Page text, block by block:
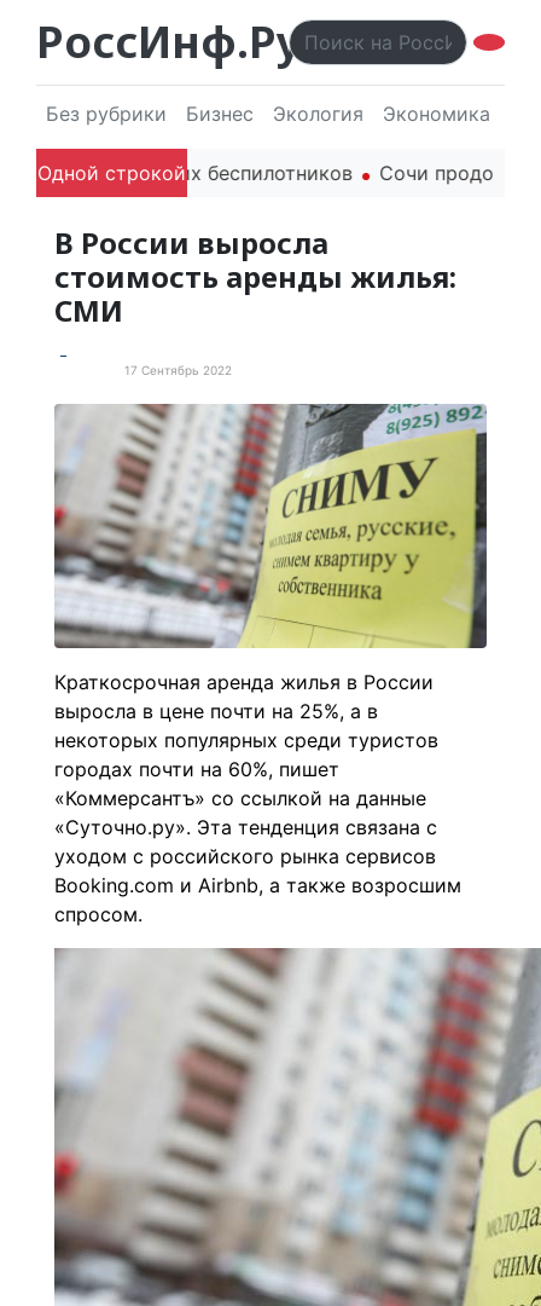
РоссИнф.Ру
Без рубрики Бизнес Экология Экономика
Одной строкой
гражданских беспилотников Сочи продолжает
В России выросла
стоимость аренды жилья:
СМИ
17 Сентябрь 2022
Краткосрочная аренда жилья в России
выросла в цене почти на 25%, а в
некоторых популярных среди туристов
городах почти на 60%, пишет
«Коммерсантъ» со ссылкой на данные
«Суточно.ру». Эта тенденция связана с
уходом с российского рынка сервисов
Booking.com и Airbnb, а также возросшим
спросом.